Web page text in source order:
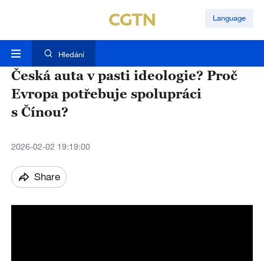
Language
Hledání
Česká auta v pasti ideologie? Proč
Evropa potřebuje spolupráci
s Čínou?
2026-02-02 19:19:00
Share